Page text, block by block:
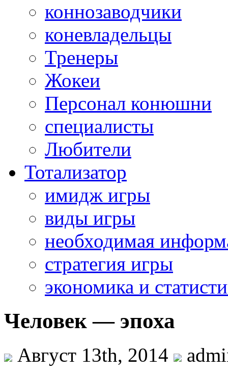
коннозаводчики
коневладельцы
Тренеры
Жокеи
Персонал конюшни
специалисты
Любители
Тотализатор
имидж игры
виды игры
необходимая
стратегия игры
экономика и
Человек — эпоха
Август 13th, 2014